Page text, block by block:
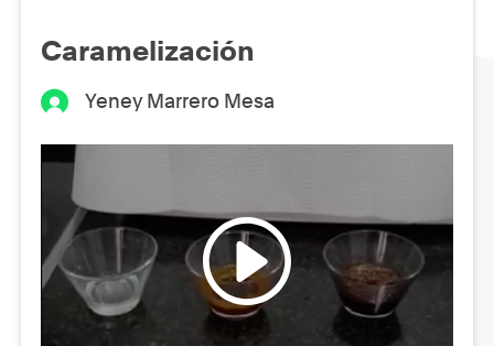
Caramelización
Yeney Marrero Mesa